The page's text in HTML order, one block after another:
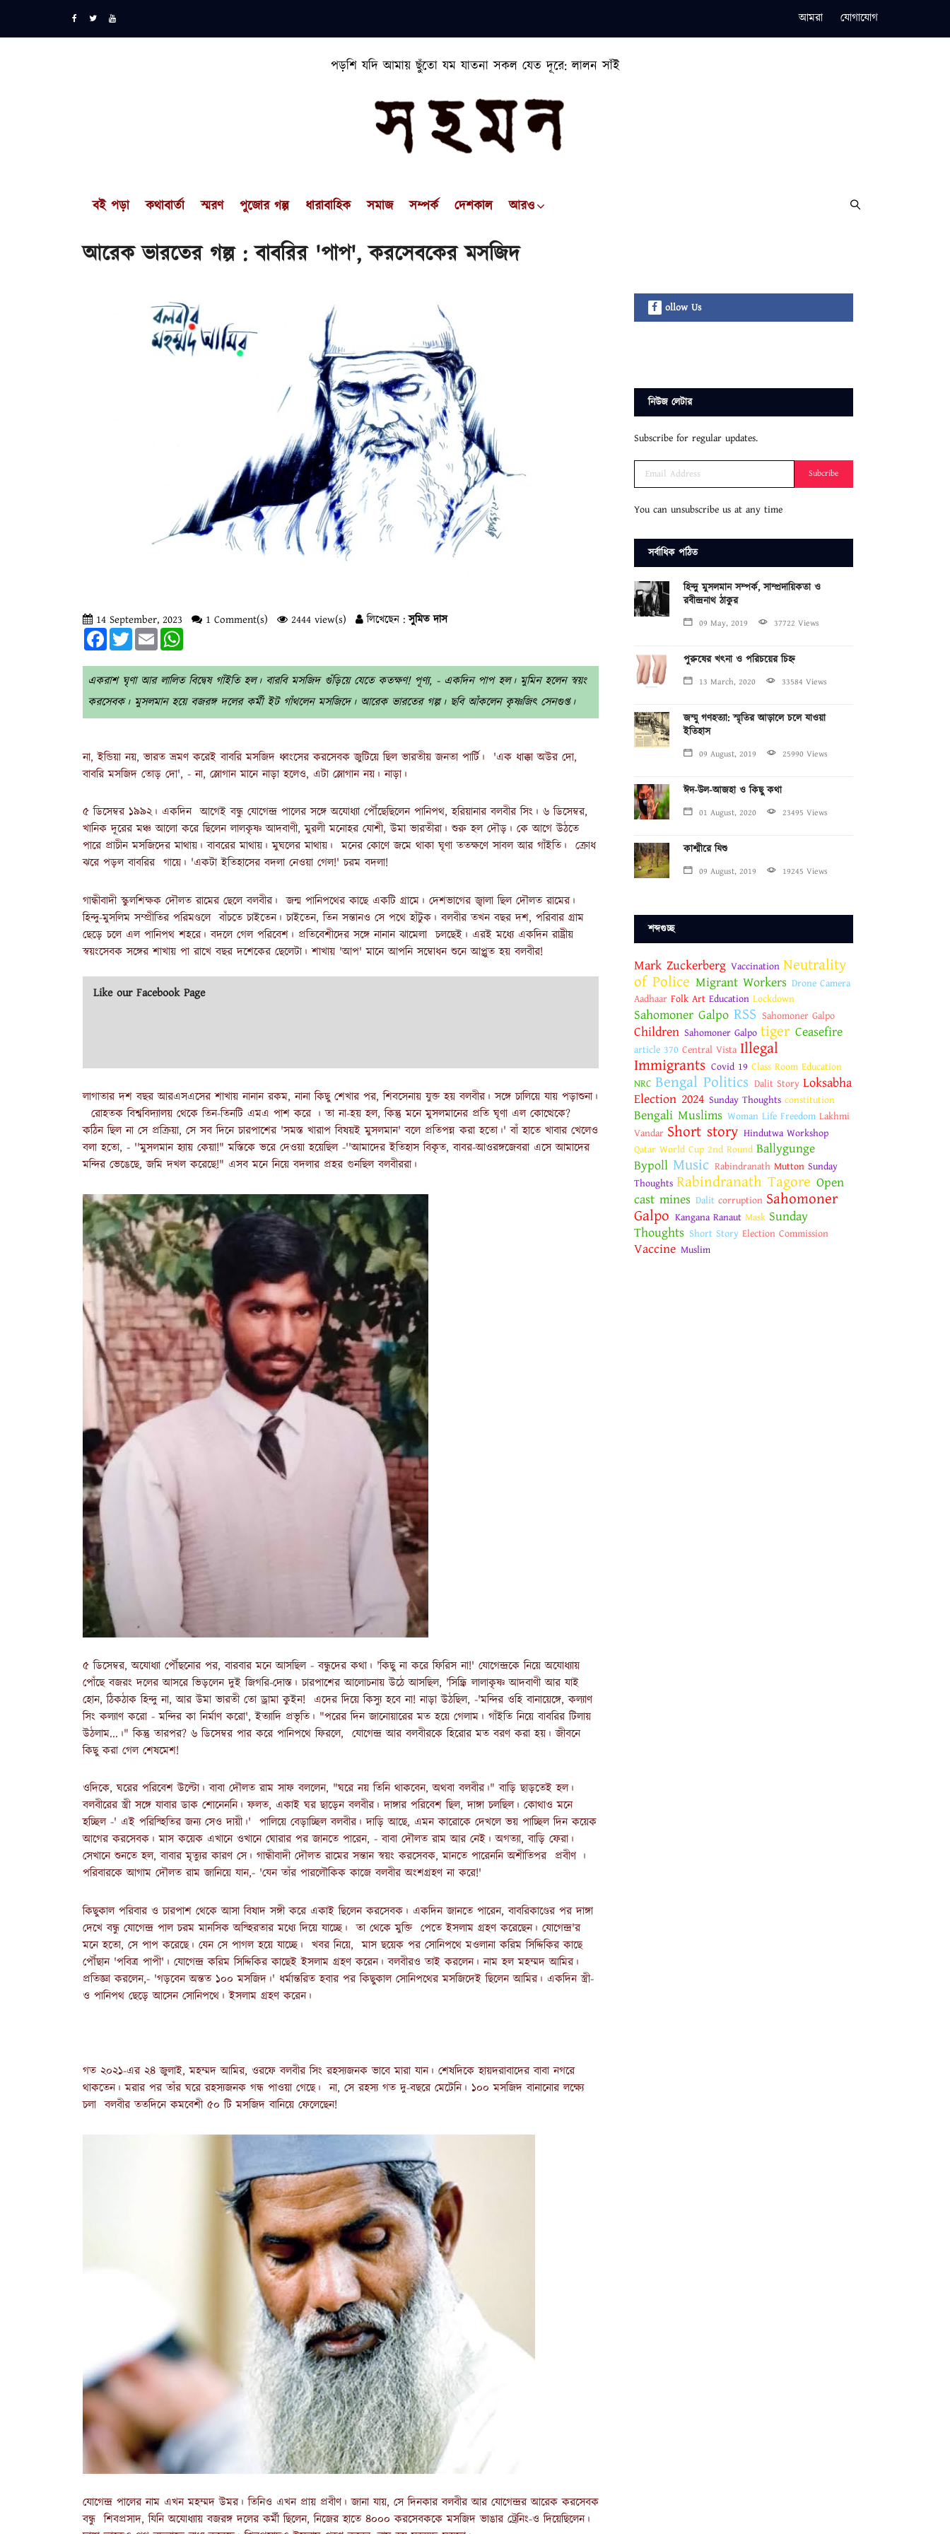
আমরা যোগাযোগ
পড়শি যদি আমায় ছুঁতো যম যাতনা সকল যেত দূরে: লালন সাঁই
বই পড়া কথাবার্তা স্মরণ পুজোর গল্প ধারাবাহিক সমাজ সম্পর্ক দেশকাল আরও
আরেক ভারতের গল্প : বাবরির 'পাপ', করসেবকের মসজিদ
14 September, 2023 1 Comment(s) 2444 view(s) লিখেছেন :সুমিত দাস
FacebookTwitterEmail
একরাশ ঘৃণা আর লালিত বিদ্বেষ গাঁইতি হল। বারবি মসজিদ গুঁড়িয়ে যেতে কতক্ষণ! পূণ্য, - একদিন পাপ হল। মুমিন হলেন স্বয়ং
করসেবক। মুসলমান হয়ে বজরঙ্গ দলের কর্মী ইট গাঁথলেন মসজিদে। আরেক ভারতের গল্প। ছবি আঁকলেন কৃষ্ণজিৎ সেনগুপ্ত।
না, ইন্ডিয়া নয়, ভারত ভ্রমণ করেই বাবরি মসজিদ ধ্বংসের করসেবক জুটিয়ে ছিল ভারতীয় জনতা পার্টি। 'এক ধাক্কা অউর দো,
বাবরি মসজিদ তোড় দো', - না, স্লোগান মানে নাড়া হলেও, এটা স্লোগান নয়। নাড়া।
৫ ডিসেম্বর ১৯৯২। একদিন আগেই বন্ধু যোগেন্দ্র পালের সঙ্গে অযোধ্যা পৌঁছেছিলেন পানিপথ, হরিয়ানার বলবীর সিং। ৬ ডিসেম্বর,
খানিক দূরের মঞ্চ আলো করে ছিলেন লালকৃষ্ণ আদবাণী, মুরলী মনোহর যোশী, উমা ভারতীরা। শুরু হল দৌড়। কে আগে উঠতে
পারে প্রাচীন মসজিদের মাথায়। বাবরের মাথায়। মুঘলের মাথায়। মনের কোণে জমে থাকা ঘৃণা ততক্ষণে সাবল আর গাঁইতি। ক্রোধ
ঝরে পড়ল বাবরির গায়ে। 'একটা ইতিহাসের বদলা নেওয়া গেল!' চরম বদলা!
গান্ধীবাদী স্কুলশিক্ষক দৌলত রামের ছেলে বলবীর। জন্ম পানিপথের কাছে একটি গ্রামে। দেশভাগের জ্বালা ছিল দৌলত রামের।
হিন্দু-মুসলিম সম্প্রীতির পরিমণ্ডলে বাঁচতে চাইতেন। চাইতেন, তিন সন্তানও সে পথে হাঁটুক। বলবীর তখন বছর দশ, পরিবার গ্রাম
ছেড়ে চলে এল পানিপথ শহরে। বদলে গেল পরিবেশ। প্রতিবেশীদের সঙ্গে নানান ঝামেলা চলছেই। এরই মধ্যে একদিন রাষ্ট্রীয়
স্বয়ংসেবক সঙ্গের শাখায় পা রাখে বছর দশেকের ছেলেটা। শাখায় 'আপ' মানে আপনি সম্বোধন শুনে আপ্লুত হয় বলবীর!
Like our Facebook Page
লাগাতার দশ বছর আরএসএসের শাখায় নানান রকম, নানা কিছু শেখার পর, শিবসেনায় যুক্ত হয় বলবীর। সঙ্গে চালিয়ে যায় পড়াশুনা।
রোহতক বিশ্ববিদ্যালয় থেকে তিন-তিনটি এমএ পাশ করে । তা না-হয় হল, কিন্তু মনে মুসলমানের প্রতি ঘৃণা এল কোত্থেকে?
কঠিন ছিল না সে প্রক্রিয়া, সে সব দিনে চারপাশের 'সমস্ত খারাপ বিষয়ই মুসলমান' বলে প্রতিপন্ন করা হতো।' বাঁ হাতে খাবার খেলেও
বলা হতো, - ''মুসলমান হ্যায় কেয়া!" মস্তিকে ভরে দেওয়া হয়েছিল -''আমাদের ইতিহাস বিকৃত, বাবর-আওরঙ্গজেবরা এসে আমাদের
মন্দির ভেঙেছে, জমি দখল করেছে!" এসব মনে নিয়ে বদলার প্রহর গুনছিল বলবীররা।
৫ ডিসেম্বর, অযোধ্যা পৌঁছনোর পর, বারবার মনে আসছিল - বন্ধুদের কথা। 'কিছু না করে ফিরিস না!' যোগেন্দ্রকে নিয়ে অযোধ্যায়
পোঁছে বজরং দলের আসরে ভিড়লেন দুই জিগরি-দোস্ত। চারপাশের আলোচনায় উঠে আসছিল, 'সিন্ধ্রি লালাকৃষ্ণ আদবাণী আর যাই
হোন, ঠিকঠাক হিন্দু না, আর উমা ভারতী তো ড্রামা কুইন! এদের দিয়ে কিস্যু হবে না! নাড়া উঠছিল, -'মন্দির ওহি বানায়েঙ্গে, কল্যাণ
সিং কল্যাণ করো - মন্দির কা নির্মাণ করো', ইত্যাদি প্রভৃতি। "পরের দিন জানোয়ারের মত হয়ে গেলাম। গাঁইতি নিয়ে বাবরির টিলায়
উঠলাম...।" কিন্তু তারপর? ৬ ডিসেম্বর পার করে পানিপথে ফিরলে, যোগেন্দ্র আর বলবীরকে হিরোর মত বরণ করা হয়। জীবনে
কিছু করা গেল শেষমেশ!
ওদিকে, ঘরের পরিবেশ উল্টো। বাবা দৌলত রাম সাফ বললেন, "ঘরে নয় তিনি থাকবেন, অথবা বলবীর।" বাড়ি ছাড়তেই হল।
বলবীরের স্ত্রী সঙ্গে যাবার ডাক শোনেননি। ফলত, একাই ঘর ছাড়েন বলবীর। দাঙ্গার পরিবেশ ছিল, দাঙ্গা চলছিল। কোথাও মনে
হচ্ছিল -' এই পরিস্হিতির জন্য সেও দায়ী।' পালিয়ে বেড়াচ্ছিল বলবীর। দাড়ি আছে, এমন কারোকে দেখলে ভয় পাচ্ছিল দিন কয়েক
আগের করসেবক। মাস কয়েক এখানে ওখানে ঘোরার পর জানতে পারেন, - বাবা দৌলত রাম আর নেই। অগত্যা, বাড়ি ফেরা।
সেখানে শুনতে হল, বাবার মৃত্যুর কারণ সে। গান্ধীবাদী দৌলত রামের সন্তান স্বয়ং করসেবক, মানতে পারেননি অশীতিপর প্রবীণ ।
পরিবারকে আগাম দৌলত রাম জানিয়ে যান,- 'যেন তাঁর পারলৌকিক কাজে বলবীর অংশগ্রহণ না করে!'
কিছুকাল পরিবার ও চারপাশ থেকে আসা বিষাদ সঙ্গী করে একাই ছিলেন করসেবক। একদিন জানতে পারেন, বাবরিকাণ্ডের পর দাঙ্গা
দেখে বন্ধু যোগেন্দ্র পাল চরম মানসিক অস্হিরতার মধ্যে দিয়ে যাচ্ছে। তা থেকে মুক্তি পেতে ইসলাম গ্রহণ করেছেন। যোগেন্দ্র'র
মনে হতো, সে পাপ করেছে। যেন সে পাগল হয়ে যাচ্ছে। খবর নিয়ে, মাস ছয়েক পর সোনিপথে মওলানা করিম সিদ্দিকির কাছে
পৌঁছান 'পবিত্র পাপী'। যোগেন্দ্র করিম সিদ্দিকির কাছেই ইসলাম গ্রহণ করেন। বলবীরও তাই করলেন। নাম হল মহম্মদ আমির।
প্রতিজ্ঞা করলেন,- 'গড়বেন অন্তত ১০০ মসজিদ।' ধর্মান্তরিত হবার পর কিছুকাল সোনিপথের মসজিদেই ছিলেন আমির। একদিন স্ত্রী-
ও পানিপথ ছেড়ে আসেন সোনিপথে। ইসলাম গ্রহণ করেন।
গত ২০২১-এর ২৪ জুলাই, মহম্মদ আমির, ওরফে বলবীর সিং রহস্যজনক ভাবে মারা যান। শেষদিকে হায়দরাবাদের বাবা নগরে
থাকতেন। মরার পর তাঁর ঘরে রহস্যজনক গন্ধ পাওয়া গেছে। না, সে রহস্য গত দু-বছরে মেটেনি। ১০০ মসজিদ বানানোর লক্ষ্যে
চলা বলবীর ততদিনে কমবেশী ৫০ টি মসজিদ বানিয়ে ফেলেছেন!
যোগেন্দ্র পালের নাম এখন মহম্মদ উমর। তিনিও এখন প্রায় প্রবীণ। জানা যায়, সে দিনকার বলবীর আর যোগেন্দ্রর আরেক করসেবক
বন্ধু শিবপ্রসাদ, যিনি অযোধ্যায় বজরঙ্গ দলের কর্মী ছিলেন, নিজের হাতে ৪০০০ করসেবককে মসজিদ ভাঙার ট্রেনিং-ও দিয়েছিলেন।
ollow Us
নিউজ লেটার
Subscribe for regular updates.
Subcribe
You can unsubscribe us at any time
সর্বাধিক পঠিত
হিন্দু মুসলমান সম্পর্ক, সাম্প্রদায়িকতা ও
রবীন্দ্রনাথ ঠাকুর
09 May, 2019 37722 Views
পুরুষের খৎনা ও পরিচয়ের চিহ্ন
13 March, 2020 33584 Views
জম্মু গণহত্যা: স্মৃতির আড়ালে চলে যাওয়া
ইতিহাস
09 August, 2019 25990 Views
ঈদ-উল-আজহা ও কিছু কথা
01 August, 2020 23495 Views
কাশ্মীরে যিশু
09 August, 2019 19245 Views
শব্দগুচ্ছ
Mark Zuckerberg Vaccination Neutrality
of Police Migrant Workers Drone Camera
Aadhaar Folk Art Education Lockdown
Sahomoner Galpo RSS Sahomoner Galpo
Children Sahomoner Galpo tiger Ceasefire
article 370 Central Vista Illegal
Immigrants Covid 19 Class Room Education
NRC Bengal Politics Dalit Story Loksabha
Election 2024 Sunday Thoughts constitution
Bengali Muslims Woman Life Freedom Lakhmi
Vandar Short story Hindutwa Workshop
Qatar World Cup 2nd Round Ballygunge
Bypoll Music Rabindranath Mutton Sunday
Thoughts Rabindranath Tagore Open
cast mines Dalit corruption Sahomoner
Galpo Kangana Ranaut Mask Sunday
Thoughts Short Story Election Commission
Vaccine Muslim